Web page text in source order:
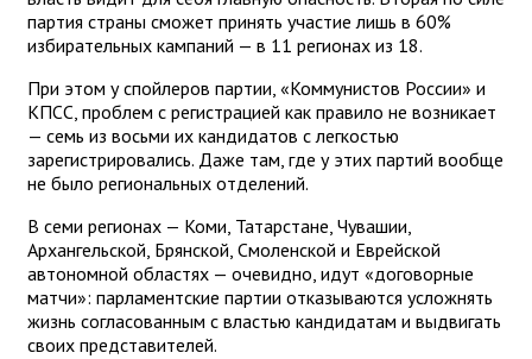
партия страны сможет принять участие лишь в 60%
избирательных кампаний — в 11 регионах из 18.
При этом у спойлеров партии, «Коммунистов России» и
КПСС, проблем с регистрацией как правило не возникает
— семь из восьми их кандидатов с легкостью
зарегистрировались. Даже там, где у этих партий вообще
не было региональных отделений.
В семи регионах — Коми, Татарстане, Чувашии,
Архангельской, Брянской, Смоленской и Еврейской
автономной областях — очевидно, идут «договорные
матчи»: парламентские партии отказываются усложнять
жизнь согласованным с властью кандидатам и выдвигать
своих представителей.